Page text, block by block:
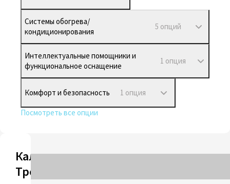
Системы обогрева/
кондиционирования
5 опций
Интеллектуальные помощники и
функциональное оснащение
1 опция
Комфорт и безопасность 1 опция
Посмотреть все опции
Калькулятор
Трейд-ин